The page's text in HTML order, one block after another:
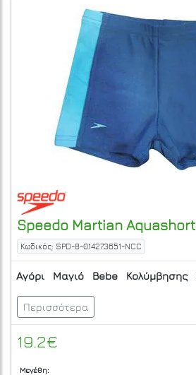
Speedo Martian Aquashort
Κωδικός: SPD-8-014273651-NCC
Αγόρι Μαγιό Bebe Κολύμβησης
Περισσότερα
19.2€
Μεγέθη: